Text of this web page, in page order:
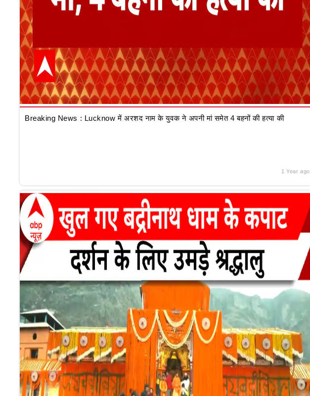
Breaking News : Lucknow में अरशद नाम के युवक ने अपनी मां समेत 4 बहनों की हत्या की
1 Year ago